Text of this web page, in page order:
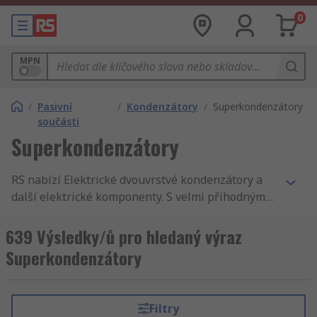
0
MPN
/ Pasivní
součásti
/ Kondenzátory / Superkondenzátory
Superkondenzátory
RS nabízí Elektrické dvouvrstvé kondenzátory a
další elektrické komponenty. S velmi přihodnými
servisem, není žádné překvapení, že jsme
celosvětově známí jako jeden z nejlepších
dodavatelů produktů. U nás naleznete Elektrické
Kondenzátory s proměnnou kapacitou. Kromě
639 Výsledky/ů pro hledaný výraz
Superkondenzátory
Filtry